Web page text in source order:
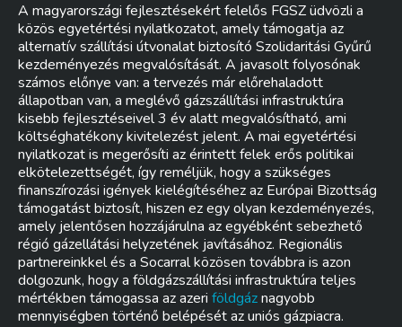
A magyarországi fejlesztésekért felelős FGSZ üdvözli a
közös egyetértési nyilatkozatot, amely támogatja az
alternatív szállítási útvonalat biztosító Szolidaritási Gyűrű
kezdeményezés megvalósítását. A javasolt folyosónak
számos előnye van: a tervezés már előrehaladott
állapotban van, a meglévő gázszállítási infrastruktúra
kisebb fejlesztéseivel 3 év alatt megvalósítható, ami
költséghatékony kivitelezést jelent. A mai egyetértési
nyilatkozat is megerősíti az érintett felek erős politikai
elkötelezettségét, így reméljük, hogy a szükséges
finanszírozási igények kielégítéséhez az Európai Bizottság
támogatást biztosít, hiszen ez egy olyan kezdeményezés,
amely jelentősen hozzájárulna az egyébként sebezhető
régió gázellátási helyzetének javításához. Regionális
partnereinkkel és a Socarral közösen továbbra is azon
dolgozunk, hogy a földgázszállítási infrastruktúra teljes
mértékben támogassa az azeri földgáznagyobb
mennyiségben történő belépését az uniós gázpiacra.